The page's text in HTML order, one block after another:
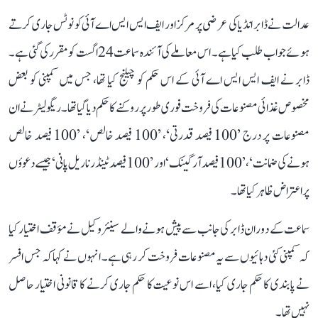
عدالت نے ڈابر انڈیا کی عرضی پر مرکز اور ایف ایس ایس اے آئی کو نوٹس جاری کرتے
ہوئے جواب طلب کیا ہے۔ اس معاملے کی آئندہ سماعت 24 اگست کو مقرر کی گئی ہے۔
ڈابر نے ایف ایس ایس اے آئی کے اس حکم کو چیلنج کیا تھا، جس میں کمپنی کو بعض
مخصوص غذائی مصنوعات کی فروخت فوری طور پر روکنے کا حکم دیا گیا تھا۔ ریگولیٹر نے ان
مصنوعات پر درج ’100 فیصد قدرتی‘، ’100 فیصد خالص‘، ’100 فیصد خالص
ہونے کی ضمانت‘، ’100 فیصد آرگینک‘ اور ’100 فیصد ٹینڈر ناریل پانی‘ جیسے دعوؤں
پر اعتراض ظاہر کیا تھا۔
سماعت کے دوران ڈابر کی جانب سے پیش ہونے والے سینئر وکیل نے مؤقف اختیار کیا
کہ کمپنی کئی دہائیوں سے یہ مصنوعات فروخت کر رہی ہے۔ انہوں نے کہا کہ جس افسر
نے پابندی کا حکم جاری کیا، اسے اس نوعیت کا حکم جاری کرنے کا قانونی اختیار حاصل
نہیں تھا۔